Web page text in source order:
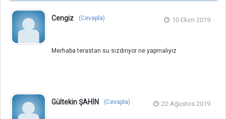
Cengiz 10 Ekim 2019
(Cevapla)
Merhaba terastan su sızdırıyor ne yapmalıyız
Gültekin ŞAHİN 22 Ağustos 2019
(Cevapla)